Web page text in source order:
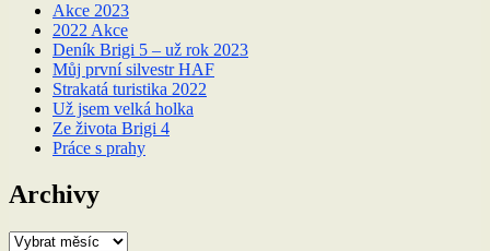
Akce 2023
2022 Akce
Deník Brigi 5 – už rok 2023
Můj první silvestr HAF
Strakatá turistika 2022
Už jsem velká holka
Ze života Brigi 4
Práce s prahy
Archivy
Archivy